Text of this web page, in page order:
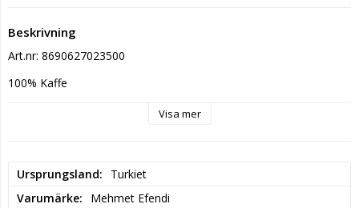
Beskrivning
Art.nr: 8690627023500
100% Kaffe
Visa mer
Ursprungsland
Turkiet
Varumärke
Mehmet Efendi